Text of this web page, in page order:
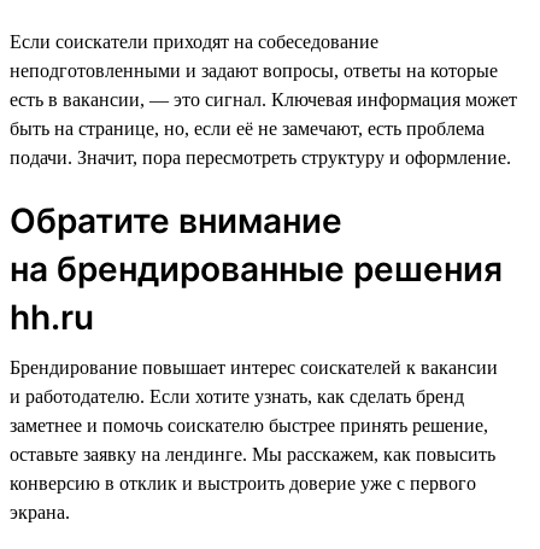
Если соискатели приходят на собеседование
неподготовленными и задают вопросы, ответы на которые
есть в вакансии, — это сигнал. Ключевая информация может
быть на странице, но, если её не замечают, есть проблема
подачи. Значит, пора пересмотреть структуру и оформление.
Обратите внимание
на брендированные решения
hh.ru
Брендирование повышает интерес соискателей к вакансии
и работодателю. Если хотите узнать, как сделать бренд
заметнее и помочь соискателю быстрее принять решение,
оставьте заявку на лендинге. Мы расскажем, как повысить
конверсию в отклик и выстроить доверие уже с первого
экрана.